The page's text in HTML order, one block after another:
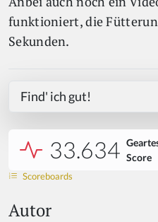
funktioniert, die
Sekunden.
Find' ich gut!
33.634 Score
Scoreboards
Autor